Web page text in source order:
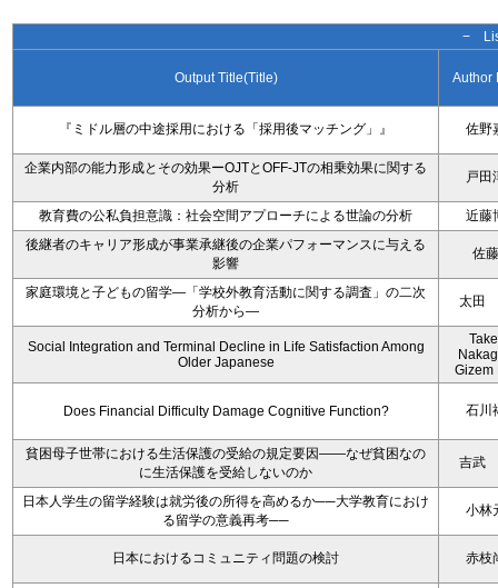
−
Output Title(Title) Author
『ミドル層の中途採用における「採用後マッチング」』 佐野
企業内部の能力形成とその効果ーOJTとOFF-JTの相乗効果に関する
分析
戸田
教育費の公私負担意識：社会空間アプローチによる世論の分析
近藤
後継者のキャリア形成が事業承継後の企業パフォーマンスに与える
影響
佐
家庭環境と子どもの留学―「学校外教育活動に関する調査」の二次
分析から―
太田
Social Integration and Terminal Decline in Life Satisfaction Among
Older Japanese
Gizem
Does Financial Difficulty Damage Cognitive Function? 石川
貧困母子世帯における生活保護の受給の規定要因――なぜ貧困なの
に生活保護を受給しないのか
吉武
日本人学生の留学経験は就労後の所得を高めるか──大学教育におけ
る留学の意義再考──
小林
日本におけるコミュニティ問題の検討 赤枝